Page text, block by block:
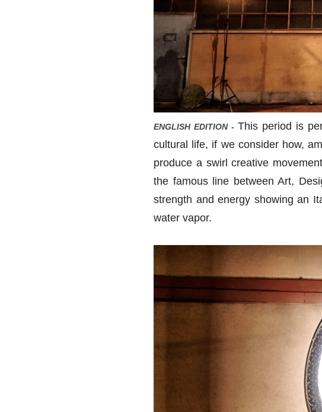
ENGLISH EDITION -This period is
cultural life, if we consider how,
produce a swirl creative
the famous line between Art,
strength and energy showing an
water vapor.